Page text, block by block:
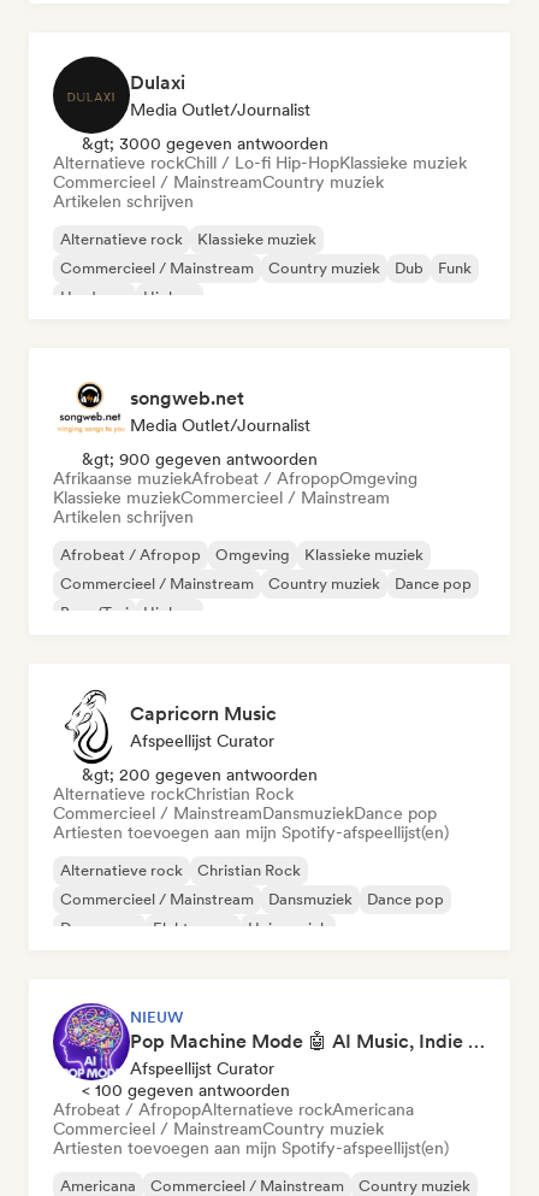
Dulaxi
Media Outlet/Journalist
&gt; 3000 gegeven antwoorden
Alternatieve rockChill / Lo-fi Hip-HopKlassieke muziek
Commercieel / MainstreamCountry muziek
Artikelen schrijven
Alternatieve rock
Klassieke muziek
Commercieel / Mainstream
Country muziek Dub
Funk
Hardcore
Hiphop
songweb.net
Media Outlet/Journalist
&gt; 900 gegeven antwoorden
Afrikaanse muziekAfrobeat / AfropopOmgeving
Klassieke muziekCommercieel / Mainstream
Artikelen schrijven
Afrobeat / Afropop Omgeving
Klassieke muziek
Commercieel / Mainstream
Country muziek
Dance pop
Boor/Trui
Hiphop
Capricorn Music
Afspeellijst Curator
&gt; 200 gegeven antwoorden
Alternatieve rockChristian Rock
Commercieel / MainstreamDansmuziekDance pop
Artiesten toevoegen aan mijn Spotify-afspeellijst(en)
Alternatieve rock
Christian Rock
Commercieel / Mainstream
Dansmuziek
Dance pop
Droompop
Elektropop Huismuziek
NIEUW
Pop Machine Mode 🤖 AI Music, Indie Pop & Dream Pop
Afspeellijst Curator
< 100 gegeven antwoorden
Afrobeat / AfropopAlternatieve rockAmericana
Commercieel / MainstreamCountry muziek
Artiesten toevoegen aan mijn Spotify-afspeellijst(en)
Americana Commercieel / Mainstream Country muziek